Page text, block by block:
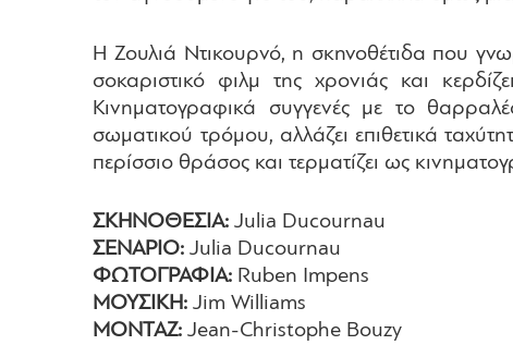
Η Ζουλιά Ντικουρνό, η σκηνοθέτιδα που
σοκαριστικό φιλμ της χρονιάς και
Κινηματογραφικά συγγενές με το
σωματικού τρόμου, αλλάζει επιθετικά
περίσσιο θράσος και τερματίζει ως
ΣΚΗΝΟΘΕΣΙΑ:Julia Ducournau
ΣΕΝΑΡΙΟ:Julia Ducournau
ΦΩΤΟΓΡΑΦΙΑ: Ruben Impens
ΜΟΥΣΙΚΗ:Jim Williams
ΜΟΝΤΑΖ:Jean-Christophe Bouzy